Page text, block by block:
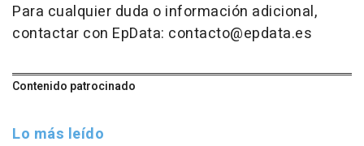
Para cualquier duda o información adicional,
contactar con EpData: contacto@epdata.es
Contenido patrocinado
Lo más leído